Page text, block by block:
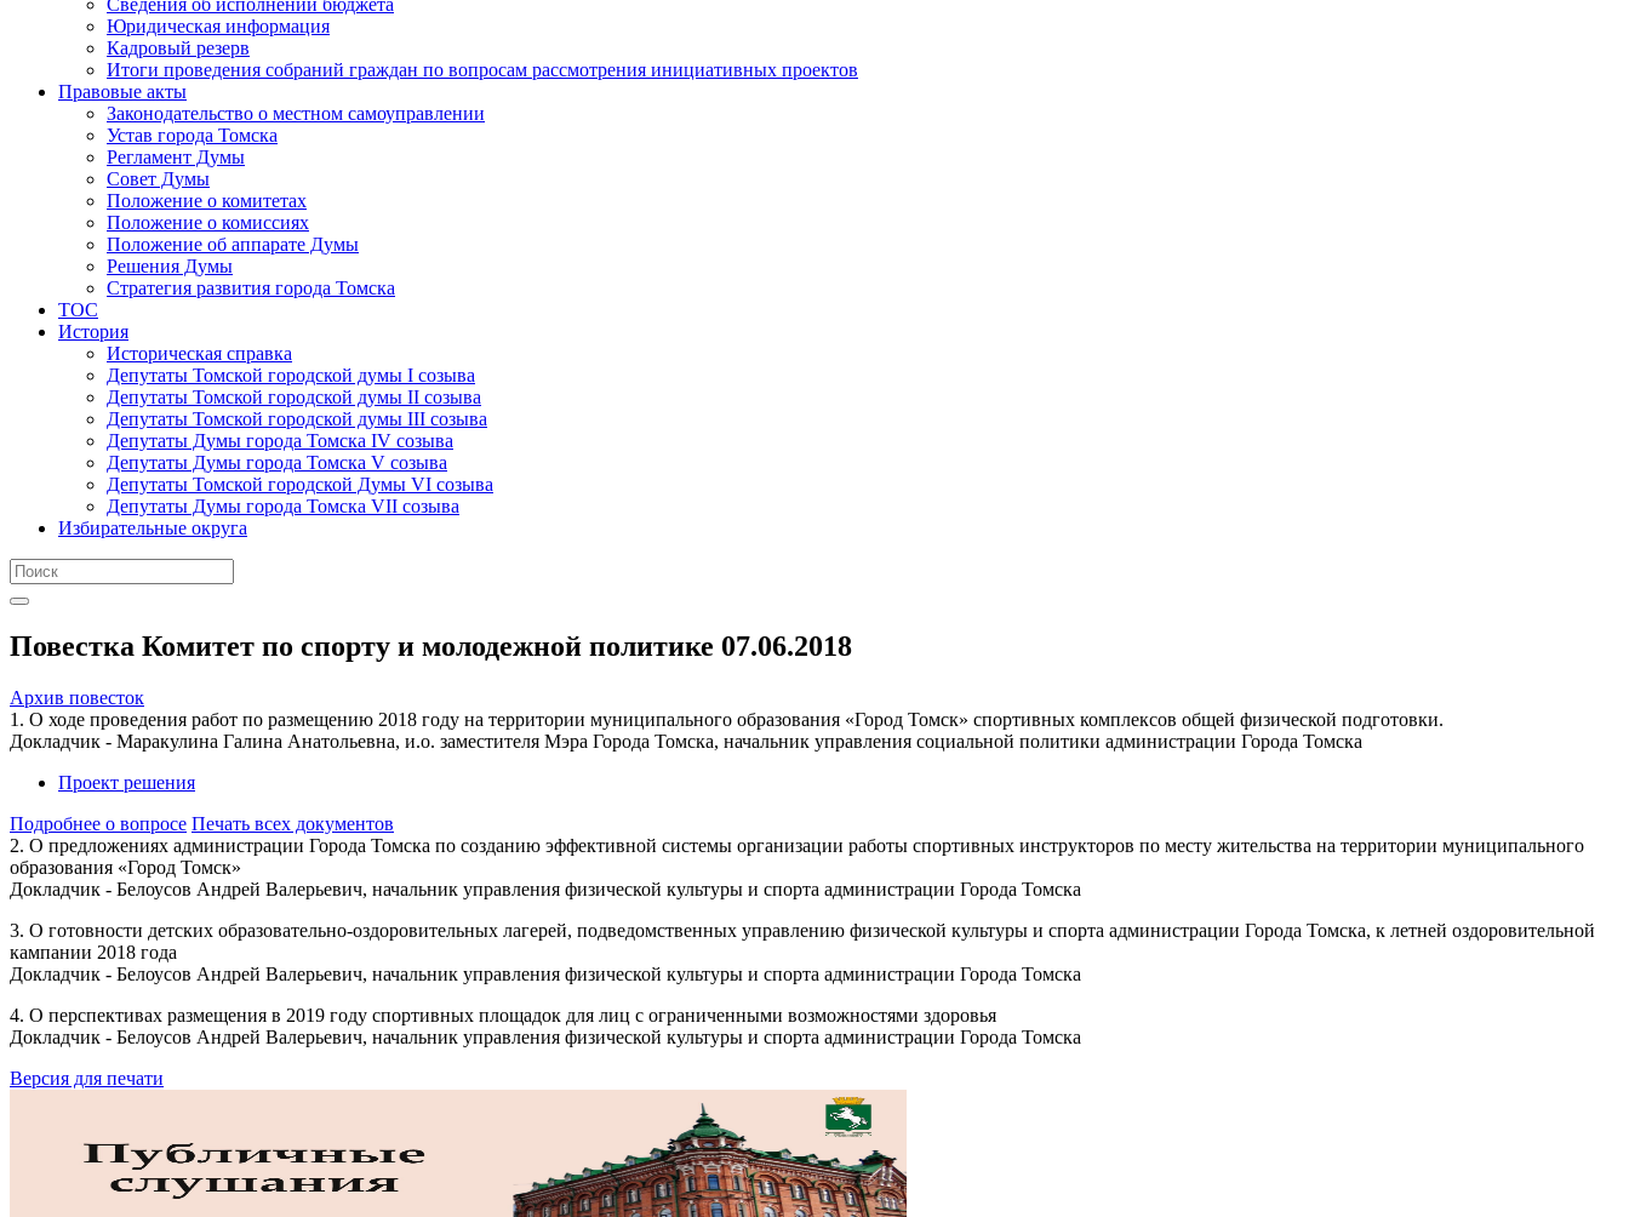
Юридическая информация
Кадровый резерв
Итоги проведения собраний граждан по вопросам рассмотрения инициативных проектов
Правовые акты
Законодательство о местном самоуправлении
Устав города Томска
Регламент Думы
Совет Думы
Положение о комитетах
Положение о комиссиях
Положение об аппарате Думы
Решения Думы
Стратегия развития города Томска
ТОС
История
Историческая справка
Депутаты Томской городской думы I созыва
Депутаты Томской городской думы II созыва
Депутаты Томской городской думы III созыва
Депутаты Думы города Томска IV созыва
Депутаты Думы города Томска V созыва
Депутаты Томской городской Думы VI созыва
Депутаты Думы города Томска VII созыва
Избирательные округа
Повестка Комитет по спорту и молодежной политике 07.06.2018
Архив повесток
1. О ходе проведения работ по размещению 2018 году на территории муниципального образования «Город Томск» спортивных комплексов общей физической подготовки.
Докладчик - Маракулина Галина Анатольевна, и.о. заместителя Мэра Города Томска, начальник управления социальной политики администрации Города Томска
Проект решения
Подробнее о вопросе Печать всех документов
2. О предложениях администрации Города Томска по созданию эффективной системы организации работы спортивных инструкторов по месту жительства на территории муниципального
образования «Город Томск»
Докладчик - Белоусов Андрей Валерьевич, начальник управления физической культуры и спорта администрации Города Томска
3. О готовности детских образовательно-оздоровительных лагерей, подведомственных управлению физической культуры и спорта администрации Города Томска, к летней оздоровительной
кампании 2018 года
Докладчик - Белоусов Андрей Валерьевич, начальник управления физической культуры и спорта администрации Города Томска
4. О перспективах размещения в 2019 году спортивных площадок для лиц с ограниченными возможностями здоровья
Докладчик - Белоусов Андрей Валерьевич, начальник управления физической культуры и спорта администрации Города Томска
Версия для печати